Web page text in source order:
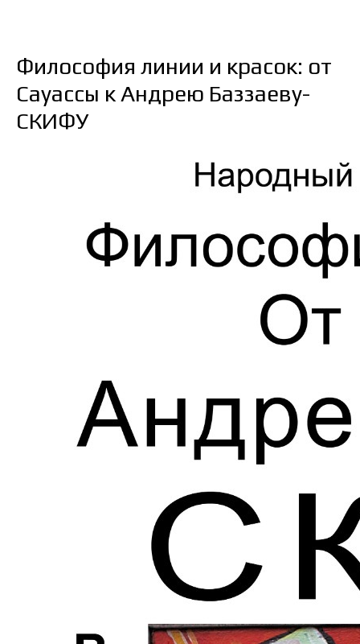
Философия линии и красок: от
Сауассы к Андрею Баззаеву-
СКИФУ